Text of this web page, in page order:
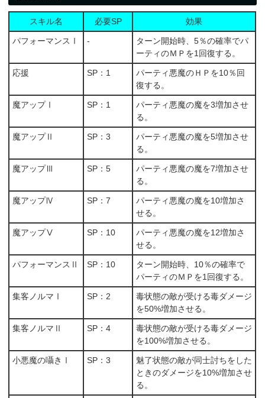
スキル名 必要SP 効果
パフォーマンスⅠ -
ターン開始時、5％の確率でパ
ーティのＭＰを1回復する。
応援 SP：1
パーティ悪魔のＨＰを10％回
復する。
魔アップⅠ SP：1
パーティ悪魔の魔を3増加させ
る。
魔アップⅡ SP：3
パーティ悪魔の魔を5増加させ
る。
魔アップⅢ SP：5
パーティ悪魔の魔を7増加させ
る。
魔アップⅣ SP：7
パーティ悪魔の魔を10増加さ
せる。
魔アップⅤ SP：10
パーティ悪魔の魔を12増加さ
せる。
パフォーマンスⅡ SP：10
ターン開始時、10％の確率で
パーティのＭＰを1回復する。
集客ノルマⅠ SP：2
毒状態の敵が受ける毒ダメージ
を50%増加させる。
集客ノルマⅡ SP：4
毒状態の敵が受ける毒ダメージ
を100%増加させる。
小悪魔の囁きⅠ SP：3
魅了状態の敵が同士討ちをした
ときのダメージを10%増加させ
る。